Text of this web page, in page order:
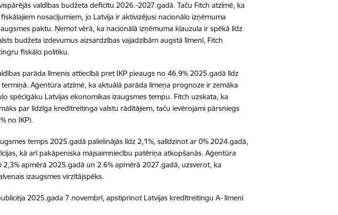
valdības budžeta deficītu 2026.-2027.gadā. Taču Fitch atzīmē, ka
nosacījumiem, jo Latvija ir aktivizējusi nacionālo izņēmuma
paktu. Ņemot vērā, ka nacionālā izņēmuma klauzula ir spēkā līdz
budžeta izdevumus aizsardzības vajadzībām augstā līmenī, Fitch
fiskālo politiku.
parāda līmenis attiecībā pret IKP pieaugs no 46.9% 2025.gadā līdz
Aģentūra atzīmē, ka aktuālā parāda līmeņa prognoze ir zemāka
spēcīgāku Latvijas ekonomikas izaugsmes tempu. Fitch uzskata, ka
par līdzīga kredītreitinga valstu rādītājiem, taču ievērojami pārsniegs
no IKP).
temps 2025.gadā palielinājās līdz 2,1%, salīdzinot ar 0% 2024.gadā,
kā arī pakāpeniska mājsaimniecību patēriņa atkopšanās. Aģentūra
apmērā 2025.gadā un 2.6% apmērā 2027.gadā, uzsverot, ka
izaugsmes virzītājspēks.
2025.gada 7.novembrī, apstiprinot Latvijas kredītreitingu A- līmenī